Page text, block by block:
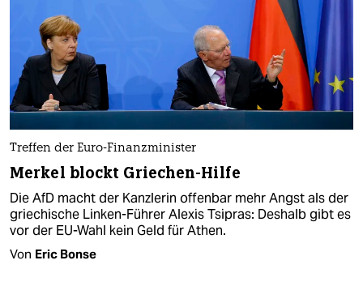
Treffen der Euro-Finanzminister
Merkel blockt Griechen-Hilfe
Die AfD macht der Kanzlerin offenbar mehr Angst als der
griechische Linken-Führer Alexis Tsipras: Deshalb gibt es
vor der EU-Wahl kein Geld für Athen.
Von Eric Bonse